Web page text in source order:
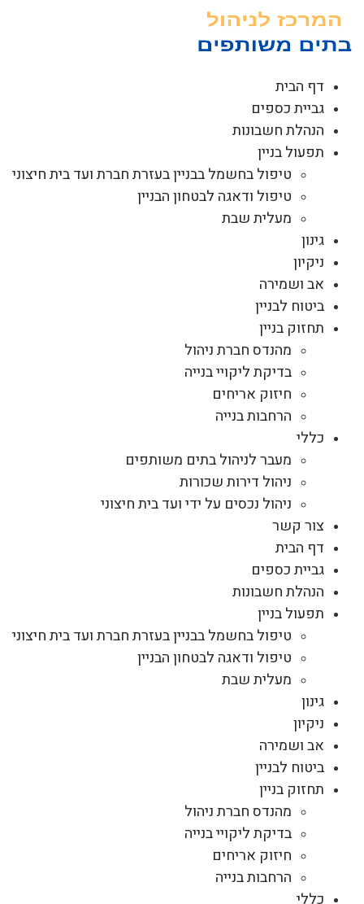
דף הבית
גביית כספים
הנהלת חשבונות
תפעול בניין
טיפול בחשמל בבניין בעזרת חברת ועד בית חיצוני
טיפול ודאגה לבטחון הבניין
מעלית שבת
גינון
ניקיון
אב ושמירה
ביטוח לבניין
תחזוק בניין
מהנדס חברת ניהול
בדיקת ליקויי בנייה
חיזוק אריחים
הרחבות בנייה
כללי
מעבר לניהול בתים משותפים
ניהול דירות שכורות
ניהול נכסים על ידי ועד בית חיצוני
צור קשר
דף הבית
גביית כספים
הנהלת חשבונות
תפעול בניין
טיפול בחשמל בבניין בעזרת חברת ועד בית חיצוני
טיפול ודאגה לבטחון הבניין
מעלית שבת
גינון
ניקיון
אב ושמירה
ביטוח לבניין
תחזוק בניין
מהנדס חברת ניהול
בדיקת ליקויי בנייה
חיזוק אריחים
הרחבות בנייה
כללי